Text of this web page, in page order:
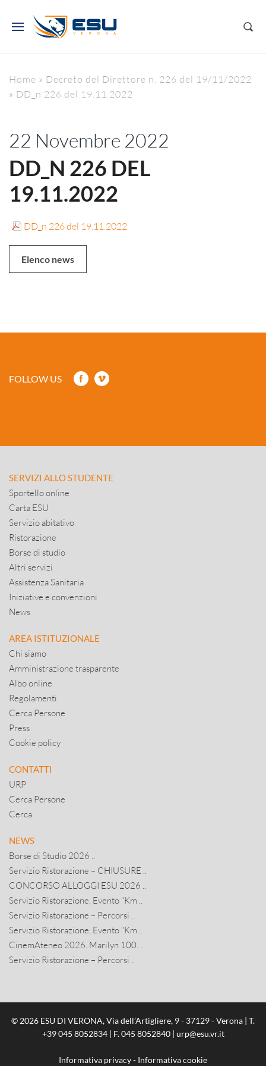
Home » Decreto del Direttore n. 226 del 19/11/2022
» DD_n 226 del 19.11.2022
22 Novembre 2022
DD_N 226 DEL
19.11.2022
DD_n 226 del 19.11.2022
Elenco news
FOLLOW US
SERVIZI ALLO STUDENTE
Sportello online
Carta ESU
Servizio abitativo
Ristorazione
Borse di studio
Altri servizi
Assistenza Sanitaria
Iniziative e convenzioni
News
AREA ISTITUZIONALE
Chi siamo
Amministrazione trasparente
Albo online
Regolamenti
Cerca Persone
Press
Cookie policy
CONTATTI
URP
Cerca Persone
Cerca
NEWS
Borse di Studio 2026 ..
Servizio Ristorazione – CHIUSURE ..
CONCORSO ALLOGGI ESU 2026 ..
Servizio Ristorazione, Evento “Km ..
Servizio Ristorazione – Percorsi ..
Servizio Ristorazione, Evento “Km ..
CinemAteneo 2026. Marilyn 100. ..
Servizio Ristorazione – Percorsi ..
© 2026 ESU DI VERONA, Via dell’Artigliere, 9 - 37129 - Verona | T.
+39 045 8052834| F. 045 8052840 | urp@esu.vr.it
Informativa privacy- Informativa cookie